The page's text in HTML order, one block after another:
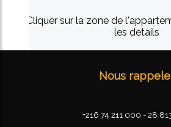
Cliquer sur la zone de
les details
Nous
+216 74 211 000 - 28